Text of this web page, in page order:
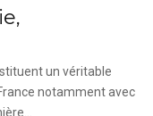
un véritable
notamment avec